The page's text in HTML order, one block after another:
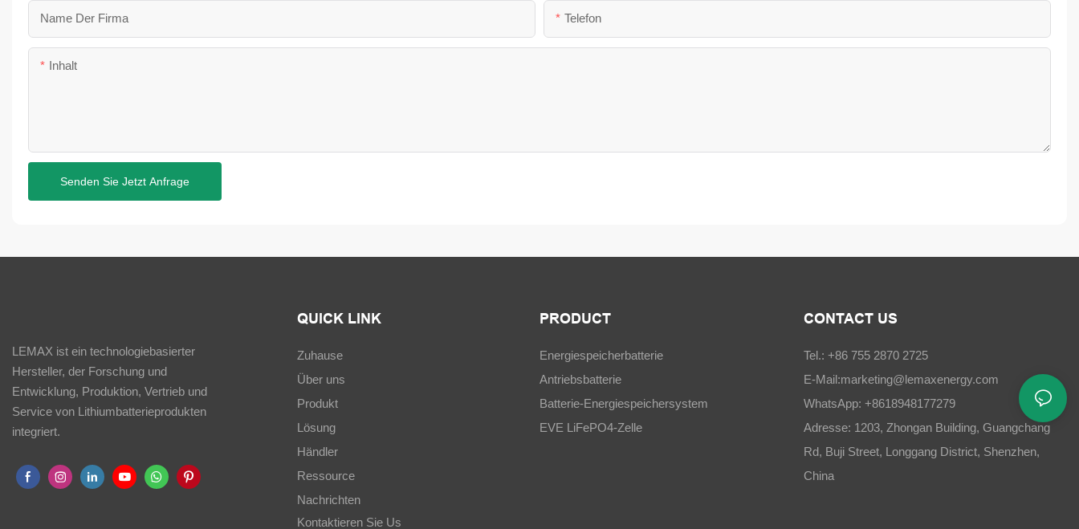
Name Der Firma Telefon
Inhalt
Senden Sie Jetzt Anfrage
LEMAX ist ein technologiebasierter
Hersteller, der Forschung und
Entwicklung, Produktion, Vertrieb und
Service von Lithiumbatterieprodukten
integriert.
QUICK LINK
Zuhause
Über uns
Produkt
Lösung
Händler
Ressource
Nachrichten
Kontaktieren Sie Us
PRODUCT
Energiespeicherbatterie
Antriebsbatterie
Batterie-Energiespeichersystem
EVE LiFePO4-Zelle
CONTACT US
Tel.: +86 755 2870 2725
E-Mail:marketing@lemaxenergy.com
WhatsApp: +8618948177279
Adresse: 1203, Zhongan Building, Guangchang
Rd, Buji Street, Longgang District, Shenzhen,
China